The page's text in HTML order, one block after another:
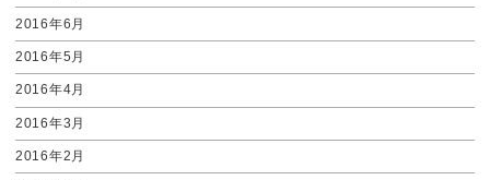
2016年6月
2016年5月
2016年4月
2016年3月
2016年2月